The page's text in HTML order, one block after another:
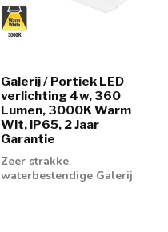
Galerij / Portiek LED
verlichting 4w, 360
Lumen, 3000K Warm
Wit, IP65, 2 Jaar
Garantie
Zeer strakke
waterbestendige Galerij